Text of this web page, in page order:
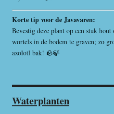
Korte tip voor de Javavaren:
Bevestig deze plant op een stuk
wortels in de bodem te graven; zo
axolotl bak! 🪨🍃
Waterplanten